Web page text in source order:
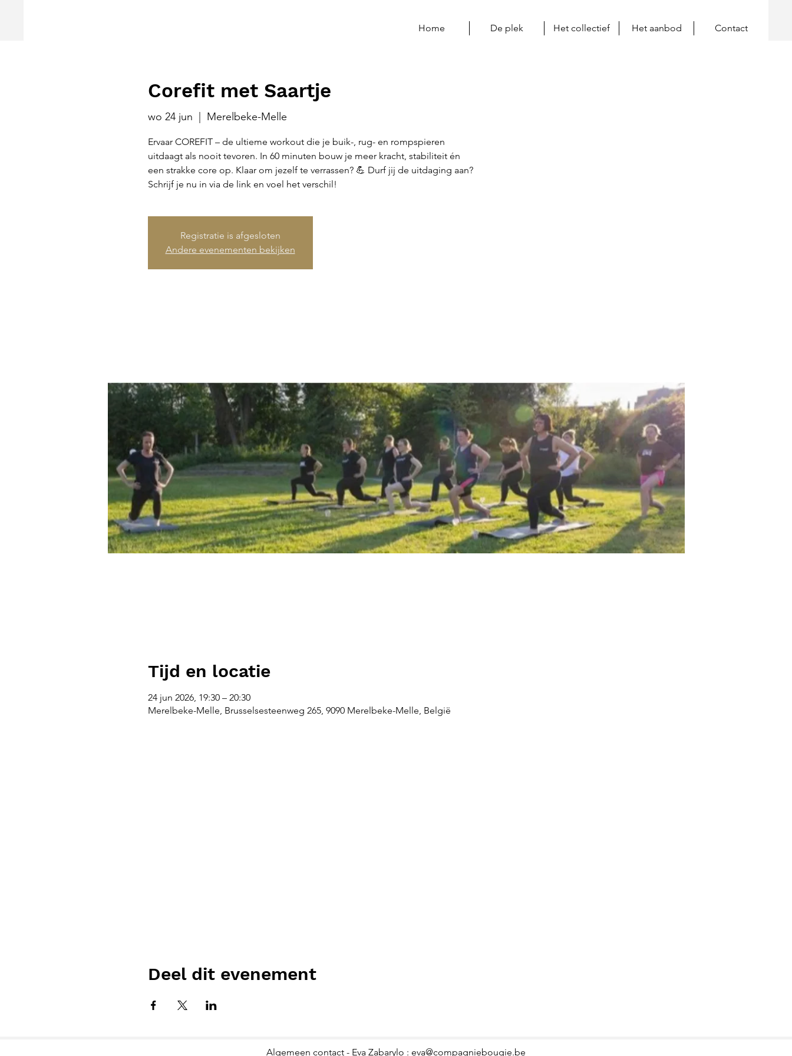
Home De plek Het collectief Het aanbod Contact
Corefit met Saartje
wo 24 jun Merelbeke-Melle
Ervaar COREFIT – de ultieme workout die je buik-, rug- en rompspieren
uitdaagt als nooit tevoren. In 60 minuten bouw je meer kracht, stabiliteit én
een strakke core op. Klaar om jezelf te verrassen? 💪 Durf jij de uitdaging aan?
Schrijf je nu in via de link en voel het verschil!
Registratie is afgesloten
Andere evenementen bekijken
Tijd en locatie
24 jun 2026, 19:30 – 20:30
Merelbeke-Melle, Brusselsesteenweg 265, 9090 Merelbeke-Melle, België
Deel dit evenement
Algemeen contact - Eva Zabarylo : eva@compagniebougie.be